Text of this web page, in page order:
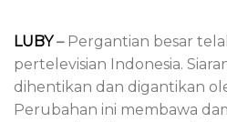
LUBY–Pergantian besar
pertelevisian Indonesia.
dihentikan dan digantikan
Perubahan ini membawa